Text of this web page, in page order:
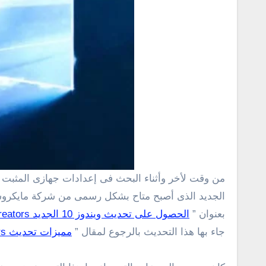
من وقت لأخر وأثناء البحث فى إعدادات جهازى المثبت عليه نسخة ويندوز 10 بتحديث Fall Creators أعثر على مميزات جديدة رائعة حقاً بعد التحديث والترقية إلى هذا الإصدار
بعنوان ” الحصول على تحديث ويندوز 10 الجديد Fall Creators رسمياً
جاء بها هذا التحديث بالرجوع لمقال ” مميزات تحديث Fall Creators